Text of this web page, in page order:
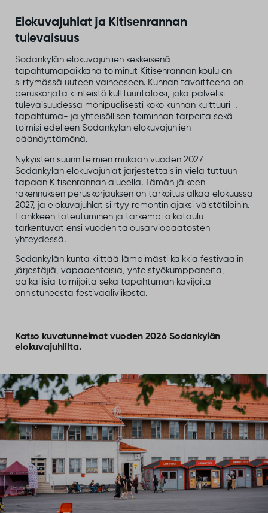
Elokuvajuhlat ja Kitisenrannan
tulevaisuus
Sodankylän elokuvajuhlien keskeisenä
tapahtumapaikkana toiminut Kitisenrannan koulu on
siirtymässä uuteen vaiheeseen. Kunnan tavoitteena on
peruskorjata kiinteistö kulttuuritaloksi, joka palvelisi
tulevaisuudessa monipuolisesti koko kunnan kulttuuri-,
tapahtuma- ja yhteisöllisen toiminnan tarpeita sekä
toimisi edelleen Sodankylän elokuvajuhlien
päänäyttämönä.
Nykyisten suunnitelmien mukaan vuoden 2027
Sodankylän elokuvajuhlat järjestettäisiin vielä tuttuun
tapaan Kitisenrannan alueella. Tämän jälkeen
rakennuksen peruskorjauksen on tarkoitus alkaa elokuussa
2027, ja elokuvajuhlat siirtyy remontin ajaksi väistötiloihin.
Hankkeen toteutuminen ja tarkempi aikataulu
tarkentuvat ensi vuoden talousarviopäätösten
yhteydessä.
Sodankylän kunta kiittää lämpimästi kaikkia festivaalin
järjestäjiä, vapaaehtoisia, yhteistyökumppaneita,
paikallisia toimijoita sekä tapahtuman kävijöitä
onnistuneesta festivaaliviikosta.
Katso kuvatunnelmat vuoden 2026 Sodankylän
elokuvajuhlilta.